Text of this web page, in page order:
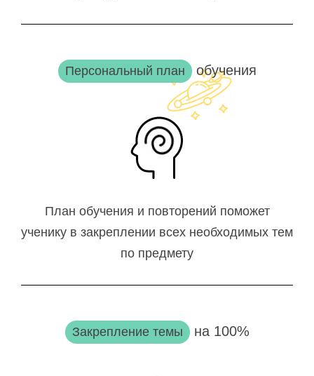
Персональный план обучения
План обучения и повторений поможет
ученику в закреплении всех необходимых тем
по предмету
Закрепление темы на 100%